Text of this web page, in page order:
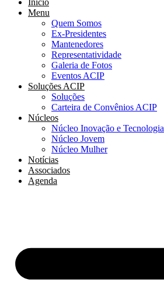
Início
Menu
Quem Somos
Ex-Presidentes
Mantenedores
Representatividade
Galeria de Fotos
Eventos ACIP
Soluções ACIP
Soluções
Carteira de Convênios ACIP
Núcleos
Núcleo Inovação e Tecnologia
Núcleo Jovem
Núcleo Mulher
Notícias
Associados
Agenda